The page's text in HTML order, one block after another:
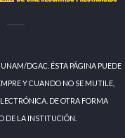
DGAC. ÉSTA PÁGINA PUEDE
Y CUANDO NO SE MUTILE,
DE OTRA FORMA
DE LA INSTITUCIÓN.